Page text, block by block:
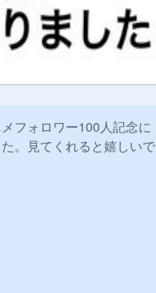
フォロワー100人記念に
。見てくれると嬉しいで